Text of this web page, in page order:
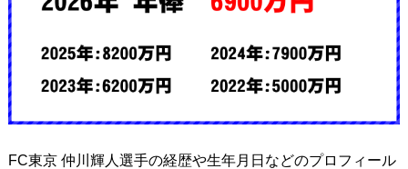
FC東京 仲川輝人選手の経歴や生年月日などのプロフィール